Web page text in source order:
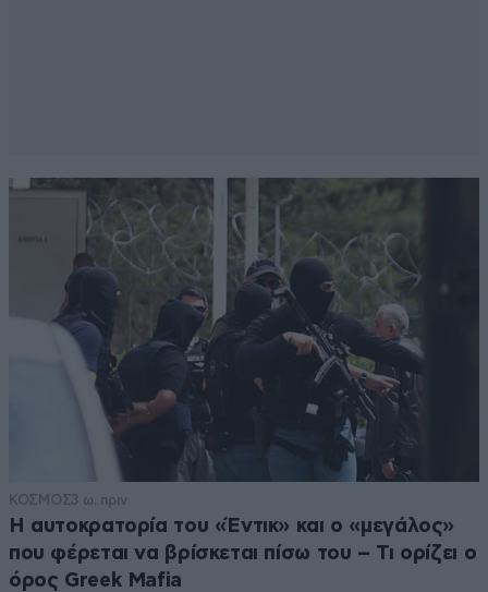
ΚΟΣΜΟΣ3 ω. πριν
Η αυτοκρατορία του «Έντικ» και ο «μεγάλος»
που φέρεται να βρίσκεται πίσω του – Τι ορίζει ο
όρος Greek Mafia